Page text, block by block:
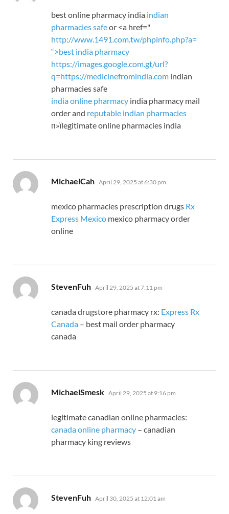
best online pharmacy india indian
pharmacies safeor <a href="
http://www.1491.com.tw/phpinfo.php?a=
“>best india pharmacy
https://images.google.com.gt/url?
q=https://medicinefromindia.com indian
pharmacies safe
india online pharmacy india pharmacy mail
order and reputable indian pharmacies
п»їlegitimate online pharmacies india
MichaelCah says:
April 29, 2025 at 6:30 pm
mexico pharmacies prescription drugs Rx
Express Mexico mexico pharmacy order
online
StevenFuh says:
April 29, 2025 at 7:11 pm
canada drugstore pharmacy rx: Express Rx
Canada – best mail order pharmacy
canada
MichaelSmesk says:
April 29, 2025 at 9:16 pm
legitimate canadian online pharmacies:
canada online pharmacy – canadian
pharmacy king reviews
StevenFuh says:
April 30, 2025 at 12:01 am